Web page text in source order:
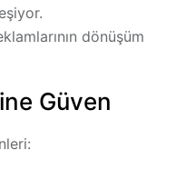
dönüşüm
Güven